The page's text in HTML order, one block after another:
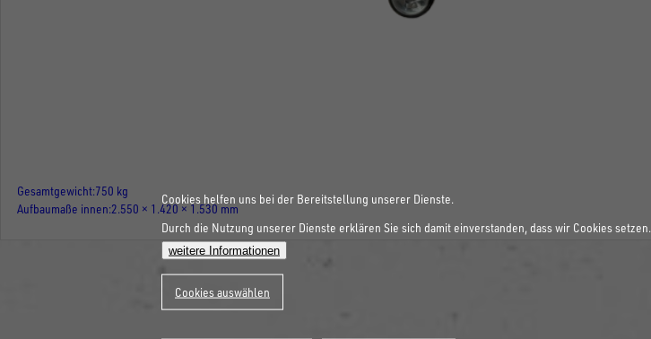
Gesamtgewicht 750 kg
Aufbaumaße innen 2.550 × 1.420 × 1.530 mm
Cookies helfen uns bei der Bereitstellung unserer Dienste.
Durch die Nutzung unserer Dienste erklären Sie sich damit einverstanden, dass wir Cookies setzen.
weitere Informationen
Cookies auswählen